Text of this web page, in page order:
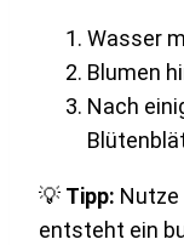
Wasser
Blumen
Nach
💡 Tipp: Nutze
entsteht ein